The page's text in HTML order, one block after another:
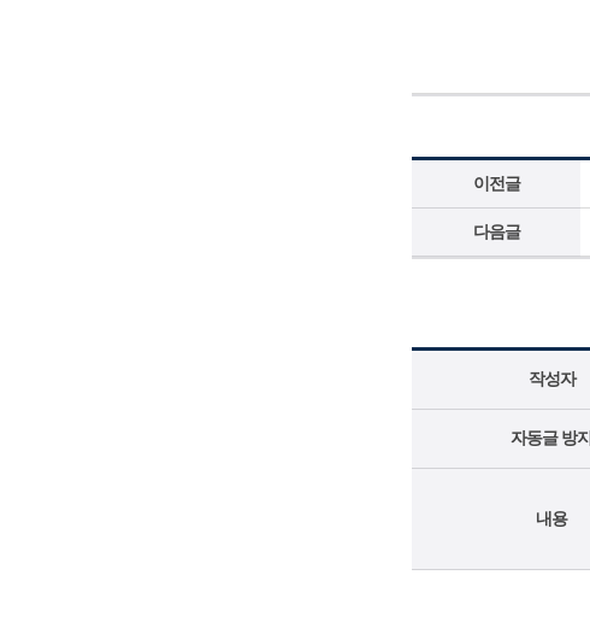
이전글
다음글
작성자
자동글 방지
내용